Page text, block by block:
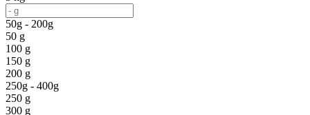
50g - 200g
50 g
100 g
150 g
200 g
250g - 400g
250 g
300 g